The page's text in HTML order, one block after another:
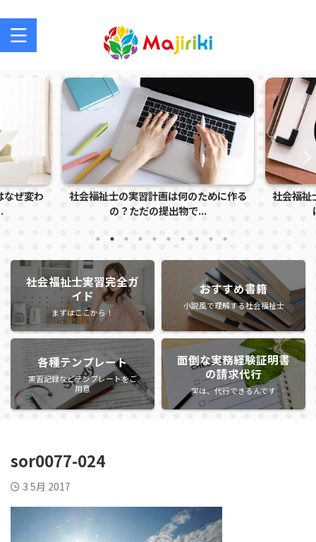
なぜ変わ
社会福祉士の実習計画は何のために作る
の？ただの提出物で...
社会福祉
社会福祉士実習完全ガ
イド
まずはここから！
おすすめ書籍
小説風で理解する社会福祉士
各種テンプレート
実習記録などテンプレートをご
用意
面倒な実務経験証明書
の請求代行
実は、代行できるんです
sor0077-024
3 5月 2017